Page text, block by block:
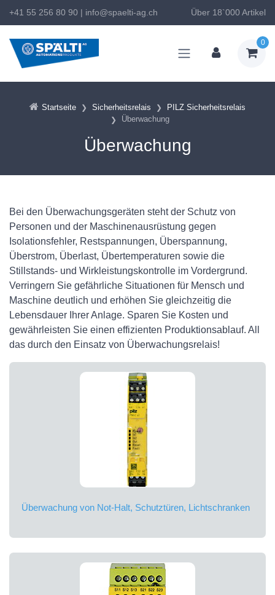
+41 55 256 80 90 | info@spaelti-ag.ch Über 18`000 Artikel
0
Startseite Sicherheitsrelais
PILZ Sicherheitsrelais
Überwachung
Überwachung
Bei den Überwachungsgeräten steht der Schutz von
Personen und der Maschinenausrüstung gegen
Isolationsfehler, Restspannungen, Überspannung,
Überstrom, Überlast, Übertemperaturen sowie die
Stillstands- und Wirkleistungskontrolle im Vordergrund.
Verringern Sie gefährliche Situationen für Mensch und
Maschine deutlich und erhöhen Sie gleichzeitig die
Lebensdauer Ihrer Anlage. Sparen Sie Kosten und
gewährleisten Sie einen effizienten Produktionsablauf. All
das durch den Einsatz von Überwachungsrelais!
Überwachung von Not-Halt, Schutztüren, Lichtschranken